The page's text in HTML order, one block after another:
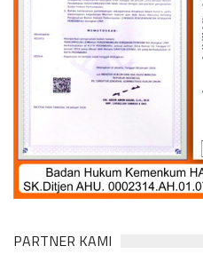
PARTNER KAMI